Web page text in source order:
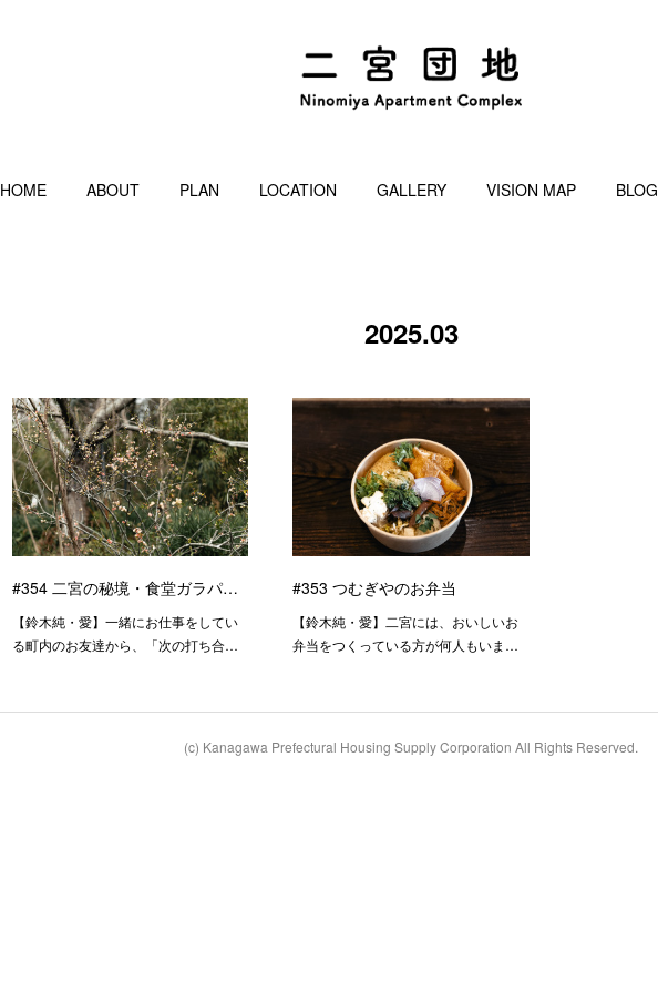
HOME ABOUT PLAN LOCATION GALLERY VISION MAP BLOG
2025.03
#354 二宮の秘境・食堂ガラパ…
【鈴木純・愛】一緒にお仕事をしてい
る町内のお友達から、「次の打ち合…
#353 つむぎやのお弁当
【鈴木純・愛】二宮には、おいしいお
弁当をつくっている方が何人もいま…
(c) Kanagawa Prefectural Housing Supply Corporation All Rights Reserved.